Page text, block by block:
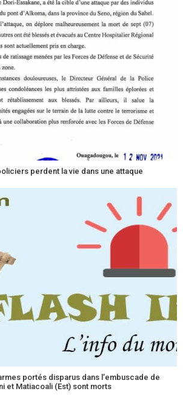
perdent la vie dans une attaque
portés disparus dans l’embuscade de
et Matiacoali (Est) sont morts